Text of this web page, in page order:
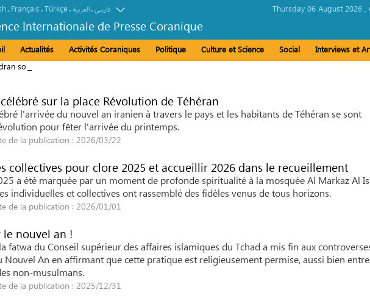
. Français.Türkçe. العربیة.فارسی
Internationale de Presse Coranique
Thursday 06 August 2026 ,
Actualités Activités Coraniques Politique Culture et Science Social Interviews et
solaire de la Mosquée du Prophète, témoin du génie scientifique de la civilisation
sur la place Révolution de Téhéran
l'arrivée du nouvel an iranien à travers le pays et les habitants de Téhéran se sont
pour fêter l'arrivée du printemps.
de la publication : 2026/03/22
collectives pour clore 2025 et accueillir 2026 dans le recueillement
a été marquée par un moment de profonde spiritualité à la mosquée Al Markaz Al
individuelles et collectives ont rassemblé des fidèles venus de tous horizons.
de la publication : 2026/01/01
nouvel an !
fatwa du Conseil supérieur des affaires islamiques du Tchad a mis fin aux
An en affirmant que cette pratique est religieusement permise, aussi bien entre
non-musulmans.
de la publication : 2025/12/31